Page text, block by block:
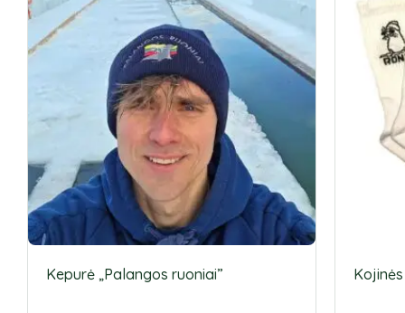
Kepurė „Palangos ruoniai” Kojinės